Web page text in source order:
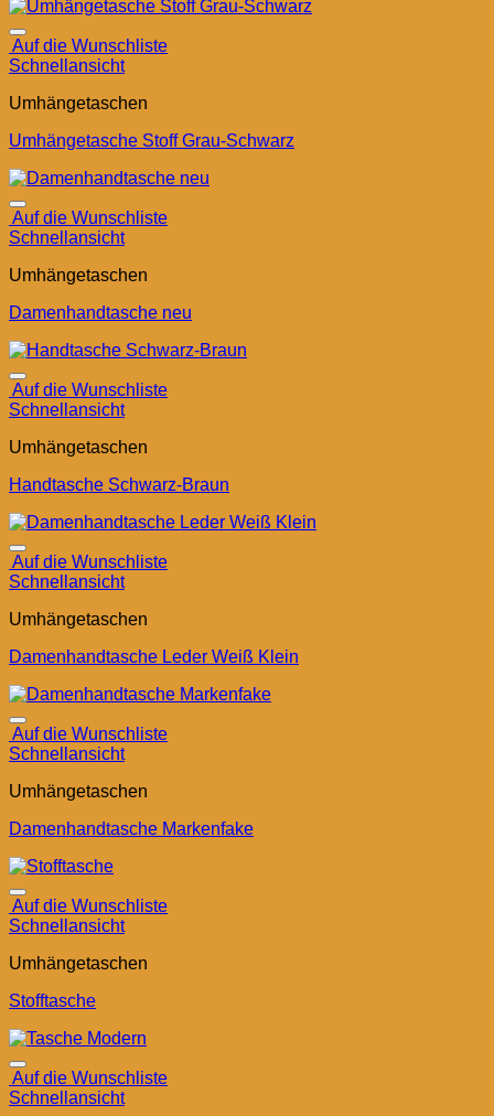
Auf die Wunschliste
Schnellansicht
Umhängetaschen
Umhängetasche Stoff Grau-Schwarz
Auf die Wunschliste
Schnellansicht
Umhängetaschen
Damenhandtasche neu
Auf die Wunschliste
Schnellansicht
Umhängetaschen
Handtasche Schwarz-Braun
Auf die Wunschliste
Schnellansicht
Umhängetaschen
Damenhandtasche Leder Weiß Klein
Auf die Wunschliste
Schnellansicht
Umhängetaschen
Damenhandtasche Markenfake
Auf die Wunschliste
Schnellansicht
Umhängetaschen
Stofftasche
Auf die Wunschliste
Schnellansicht